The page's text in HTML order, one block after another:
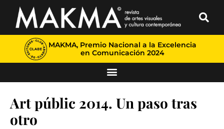
MAKMA, Premio Nacional a la Excelencia
en Comunicación 2024
Art públic 2014. Un paso tras
otro